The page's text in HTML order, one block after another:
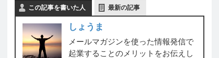
この記事を書いた人 最新の記事
しょうま
メールマガジンを使った情報発信で
起業することのメリットをお伝えし